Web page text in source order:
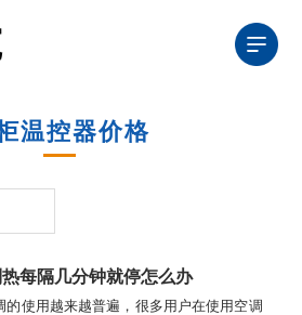
温控器价格
每隔几分钟就停怎么办
的使用越来越普遍，很多用户在使用空调